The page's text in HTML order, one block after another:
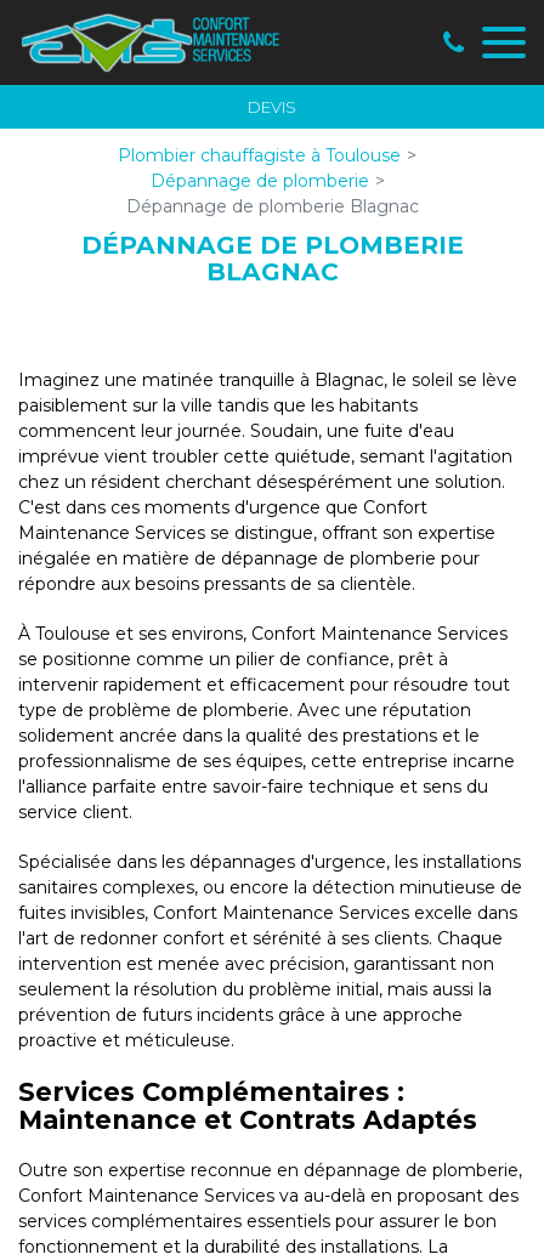
DEVIS
Plombier chauffagiste à Toulouse
Dépannage de plomberie
Dépannage de plomberie Blagnac
DÉPANNAGE DE PLOMBERIE
BLAGNAC
Imaginez une matinée tranquille à Blagnac, le soleil se lève
paisiblement sur la ville tandis que les habitants
commencent leur journée. Soudain, une fuite d'eau
imprévue vient troubler cette quiétude, semant l'agitation
chez un résident cherchant désespérément une solution.
C'est dans ces moments d'urgence que Confort
Maintenance Services se distingue, offrant son expertise
inégalée en matière de dépannage de plomberie pour
répondre aux besoins pressants de sa clientèle.
À Toulouse et ses environs, Confort Maintenance Services
se positionne comme un pilier de confiance, prêt à
intervenir rapidement et efficacement pour résoudre tout
type de problème de plomberie. Avec une réputation
solidement ancrée dans la qualité des prestations et le
professionnalisme de ses équipes, cette entreprise incarne
l'alliance parfaite entre savoir-faire technique et sens du
service client.
Spécialisée dans les dépannages d'urgence, les installations
sanitaires complexes, ou encore la détection minutieuse de
fuites invisibles, Confort Maintenance Services excelle dans
l'art de redonner confort et sérénité à ses clients. Chaque
intervention est menée avec précision, garantissant non
seulement la résolution du problème initial, mais aussi la
prévention de futurs incidents grâce à une approche
proactive et méticuleuse.
Services Complémentaires :
Maintenance et Contrats Adaptés
Outre son expertise reconnue en dépannage de plomberie,
Confort Maintenance Services va au-delà en proposant des
services complémentaires essentiels pour assurer le bon
fonctionnement et la durabilité des installations. La
Panneau de gestion des cookies